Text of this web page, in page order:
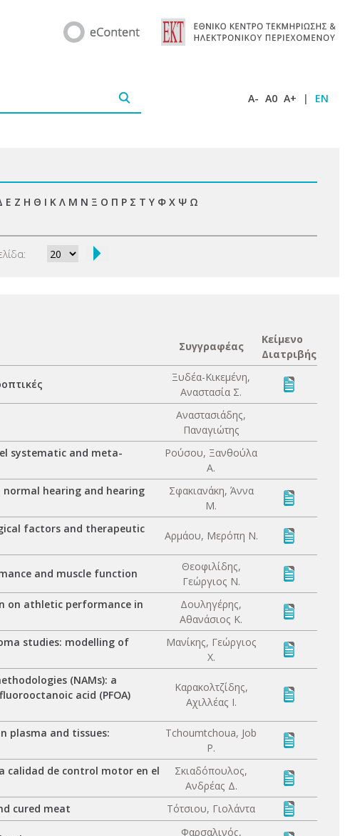
A- A0 A+ | EN
Ε Ζ Η Θ Ι Κ Λ Μ Ν Ξ Ο Π Ρ Σ Τ Υ Φ Χ Ψ Ω
Συγγραφέας
Κείμενο
Διατριβής
Ξυδέα-Κικεμένη,
Αναστασία Σ.
Αναστασιάδης,
Παναγιώτης
systematic and meta-
Ρούσου, Ξανθούλα
Α.
hearing and hearing
Σφακιανάκη, Άννα
Μ.
factors and therapeutic
Αρμάου, Μερόπη Ν.
and muscle function
Θεοφιλίδης,
Γεώργιος Ν.
on athletic performance in
Δουληγέρης,
Αθανάσιος Κ.
studies: modelling of
Μανίκης, Γεώργιος
Χ.
(NAMs): a
acid (PFOA)
Καρακολτζίδης,
Αχιλλέας Ι.
plasma and tissues:
Tchoumtchoua, Job
P.
calidad de control motor en el
Σκιαδόπουλος,
Ανδρέας Δ.
cured meat Τότσιου, Γιολάντα
Φαρσαλινός,